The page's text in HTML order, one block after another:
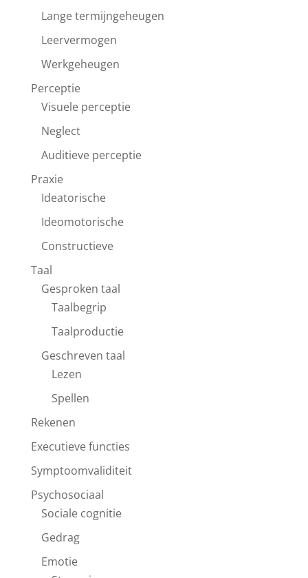
Lange termijngeheugen
Leervermogen
Werkgeheugen
Perceptie
Visuele perceptie
Neglect
Auditieve perceptie
Praxie
Ideatorische
Ideomotorische
Constructieve
Taal
Gesproken taal
Taalbegrip
Taalproductie
Geschreven taal
Lezen
Spellen
Rekenen
Executieve functies
Symptoomvaliditeit
Psychosociaal
Sociale cognitie
Gedrag
Emotie